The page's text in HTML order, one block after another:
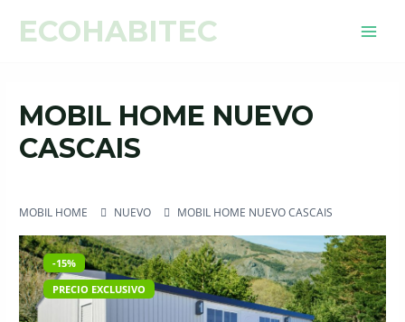
ECOHABITEC
MOBIL HOME NUEVO
CASCAIS
MOBIL HOME NUEVO MOBIL HOME NUEVO CASCAIS
-15%
PRECIO EXCLUSIVO
de
Productos Exclusivos, Ofertas y
Descuentos de hasta 50%